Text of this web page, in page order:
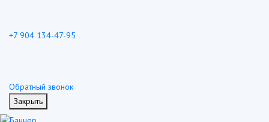
+7 904 134-47-95
Обратный звонок
Закрыть